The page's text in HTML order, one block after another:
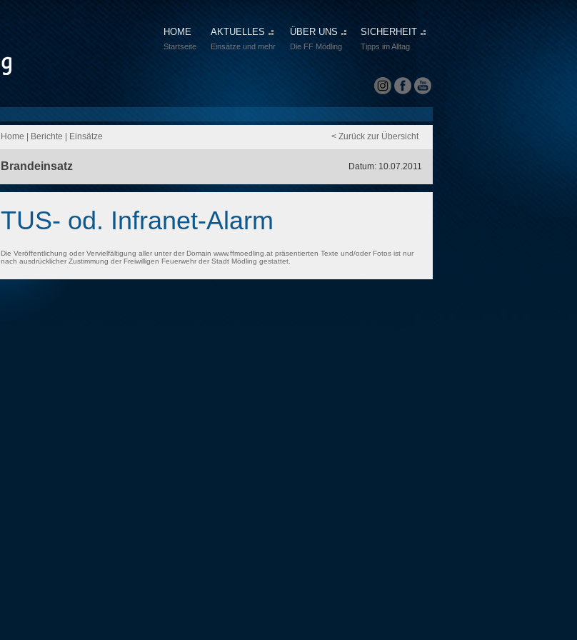
HOME
Startseite
AKTUELLES
Einsätze und mehr
ÜBER UNS
Die FF Mödling
SICHERHEIT
Tipps im Alltag
Home Berichte Einsätze < Zurück zur Übersicht
Brandeinsatz Datum: 10.07.2011
TUS- od. Infranet-Alarm
Die Veröffentlichung oder Vervielfältigung aller unter der Domain www.ffmoedling.at präsentierten Texte und/oder Fotos ist nur
nach ausdrücklicher Zustimmung der Freiwilligen Feuerwehr der Stadt Mödling gestattet.